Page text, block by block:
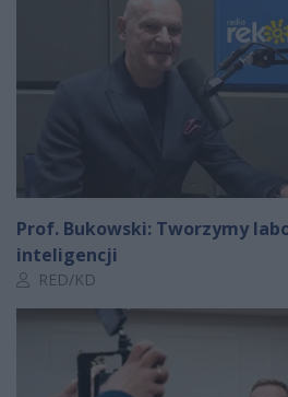
Prof. Bukowski: Tworzymy
inteligencji
Autor artykułu:
RED/KD